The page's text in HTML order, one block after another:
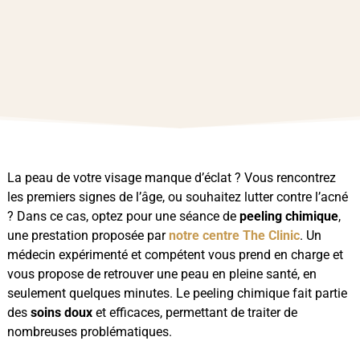
La peau de votre visage manque d’éclat ? Vous rencontrez
les premiers signes de l’âge, ou souhaitez lutter contre l’acné
? Dans ce cas, optez pour une séance de peeling chimique,
une prestation proposée parnotre centre The Clinic. Un
médecin expérimenté et compétent vous prend en charge et
vous propose de retrouver une peau en pleine santé, en
seulement quelques minutes. Le peeling chimique fait partie
des soins douxet efficaces, permettant de traiter de
nombreuses problématiques.